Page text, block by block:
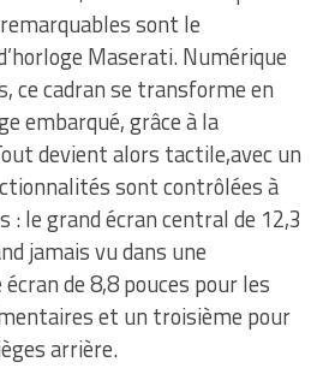
sont le
Maserati. Numérique
ce cadran se transforme en
embarqué, grâce à la
devient alors tactile,avec un
sont contrôlées à
: le grand écran central de 12,3
jamais vu dans une
de 8,8 pouces pour les
et un troisième pour
arrière.